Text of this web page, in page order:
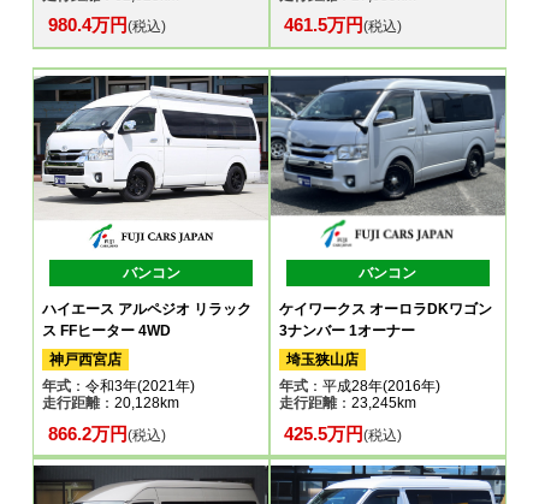
980.4万円(税込) 461.5万円(税込)
バンコン
ハイエース アルペジオ リラック
ス FFヒーター 4WD
神戸西宮店
年式 ：令和3年(2021年)
走行距離：20,128km
866.2万円(税込)
バンコン
ケイワークス オーロラDKワゴン
3ナンバー 1オーナー
埼玉狭山店
年式：平成28年(2016年)
走行距離：23,245km
425.5万円(税込)